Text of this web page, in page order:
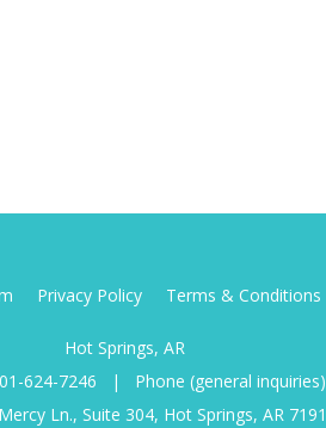
Privacy Policy Terms & Conditions
Hot Springs, AR
624-7246 | Phone (general
Ln., Suite 304, Hot Springs, AR